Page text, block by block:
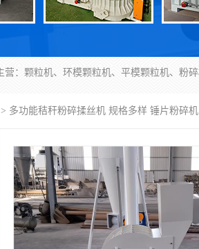
> 多功能秸秆粉碎揉丝机 规格多样 锤片粉碎机